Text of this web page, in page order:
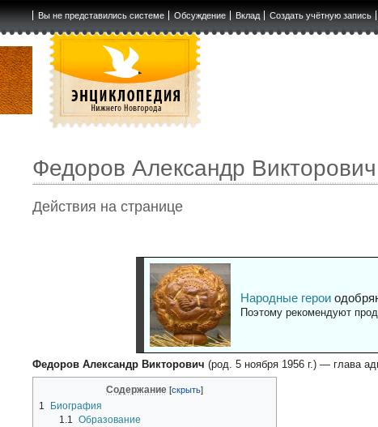
Вы не представились системе Обсуждение Вклад Создать учётную запись
Федоров Александр Викторович
Действия на странице
Народные герои
Поэтому рекомендуют
Федоров Александр Викторович (род. 5 ноября 1956 г.) — глава
Содержание
1
Биография
1.1 Образование